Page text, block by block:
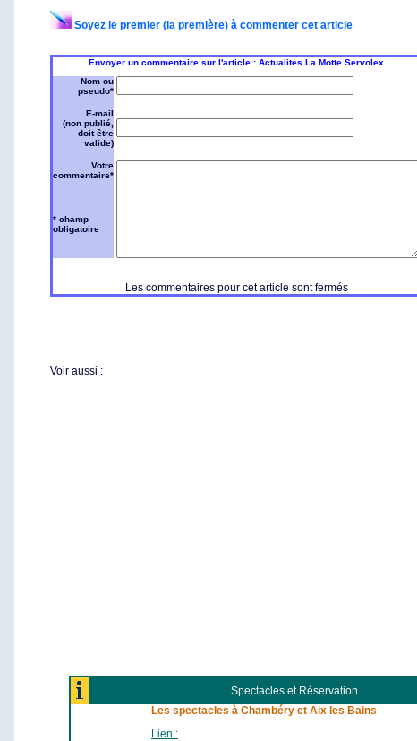
Soyez le premier (la première) à commenter cet article
Envoyer un commentaire sur l'article : Actualites La Motte Servolex
Nom ou
pseudo*
E-mail
(non publié,
doit être
valide)
Votre
commentaire*
* champ
obligatoire
Les commentaires pour cet article sont fermés
Voir aussi :
Spectacles et Réservation
Les spectacles à Chambéry et Aix les Bains
Lien :